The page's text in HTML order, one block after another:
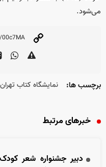
می‌شود.
برچسب ها: نمایشگاه کتاب تهران
خبرهای مرتبط
دبیر جشنواره شعر